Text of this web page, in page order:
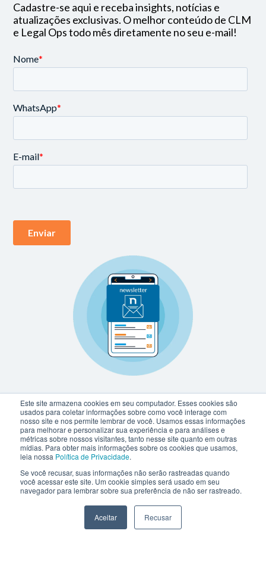
Este site armazena cookies em seu computador. Esses cookies são
usados para coletar informações sobre como você interage com
nosso site e nos permite lembrar de você. Usamos essas informações
para melhorar e personalizar sua experiência e para análises e
métricas sobre nossos visitantes, tanto nesse site quanto em outras
mídias. Para obter mais informações sobre os cookies que usamos,
leia nossa Política de Privacidade.
Se você recusar, suas informações não serão rastreadas quando
você acessar este site. Um cookie simples será usado em seu
navegador para lembrar sobre sua preferência de não ser rastreado.
Aceitar Recusar
Cadastre-se aqui e receba insights, notícias e
atualizações exclusivas. O melhor conteúdo de CLM
e Legal Ops todo mês diretamente no seu e-mail!